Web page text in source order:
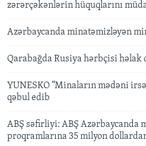
zərərçəkənlərin hüquqlarını
Azərbaycanda minatəmizləyən
Qarabağda Rusiya hərbçisi həlak
YUNESKO “Minaların mədəni
qəbul edib
ABŞ səfirliyi: ABŞ Azərbaycanda
proqramlarına 35 milyon